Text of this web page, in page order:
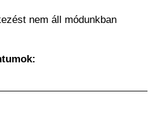
nem áll módunkban